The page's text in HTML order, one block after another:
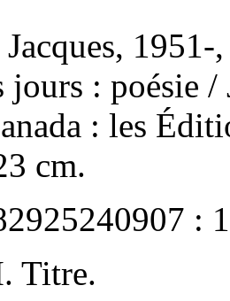
1951-
: poésie /
: les
cm.
:
Titre.